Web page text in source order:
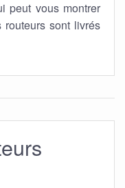
peut vous montrer
sont livrés